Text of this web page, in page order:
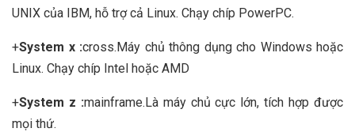
UNIX của IBM, hỗ trợ cả Linux. Chạy chíp PowerPC.
+System x :cross.Máy chủ thông dụng cho Windows hoặc
Linux. Chạy chíp Intel hoặc AMD
+System z :mainframe.Là máy chủ cực lớn, tích hợp được
mọi thứ.